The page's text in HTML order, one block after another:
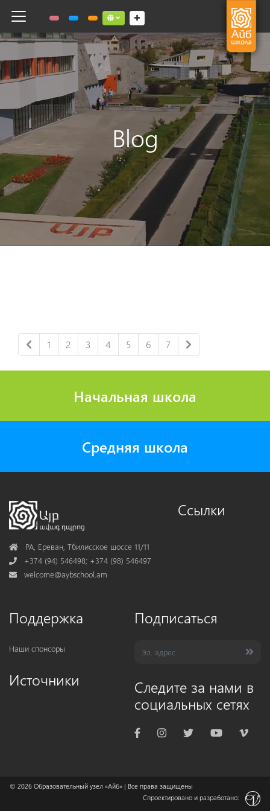
Toggle navigation Social links dropdown button
Blog
1 2 3 4 5 6 7
Начальная школа
Средняя школа
AddressРА, Ереван, Тбилисское шоссе 11/11
Phone+374 (94) 546498; +374 (98) 546497
Mail
welcome@aybschool.am
Ссылки
Поддержка
Наши спонсоры
Источники
Подписаться
Следите за нами в
социальных сетях
© 2026 Образовательный узел «Айб» | Все права защищены
Спроектировано и разработано: